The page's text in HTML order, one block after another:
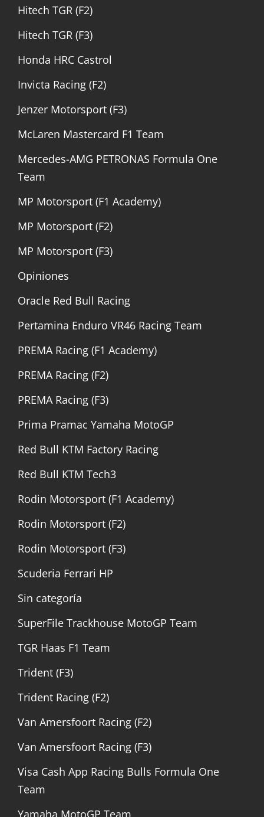
Hitech TGR (F2)
Hitech TGR (F3)
Honda HRC Castrol
Invicta Racing (F2)
Jenzer Motorsport (F3)
McLaren Mastercard F1 Team
Mercedes-AMG PETRONAS Formula One
Team
MP Motorsport (F1 Academy)
MP Motorsport (F2)
MP Motorsport (F3)
Opiniones
Oracle Red Bull Racing
Pertamina Enduro VR46 Racing Team
PREMA Racing (F1 Academy)
PREMA Racing (F2)
PREMA Racing (F3)
Prima Pramac Yamaha MotoGP
Red Bull KTM Factory Racing
Red Bull KTM Tech3
Rodin Motorsport (F1 Academy)
Rodin Motorsport (F2)
Rodin Motorsport (F3)
Scuderia Ferrari HP
Sin categoría
SuperFile Trackhouse MotoGP Team
TGR Haas F1 Team
Trident (F3)
Trident Racing (F2)
Van Amersfoort Racing (F2)
Van Amersfoort Racing (F3)
Visa Cash App Racing Bulls Formula One
Team